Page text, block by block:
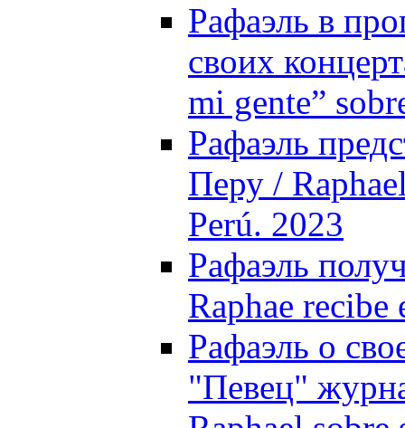
Рафаэль в
своих
mi gente”
Рафаэль
Перу /
Perú. 2023
Рафаэль
Raphae
Рафаэль о
"Певец"